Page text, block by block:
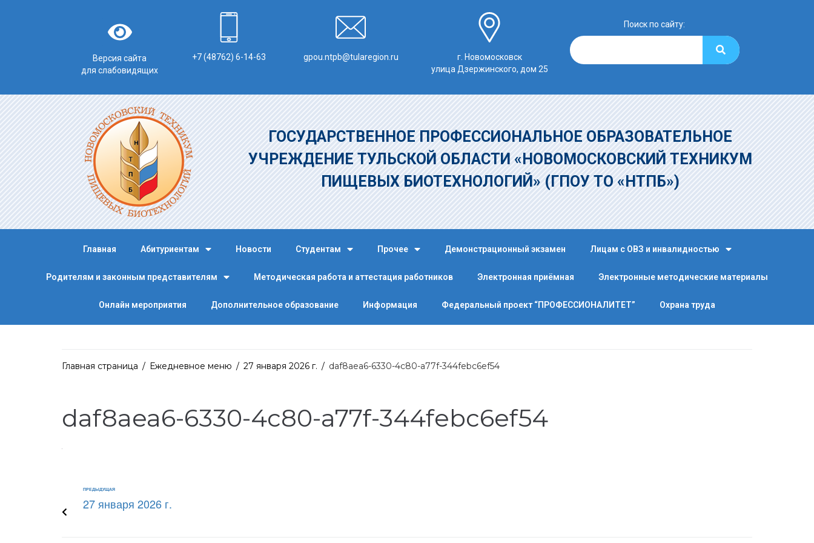
Версия сайта
для слабовидящих
+7 (48762) 6-14-63 gpou.ntpb@tularegion.ru
г. Новомосковск
улица Дзержинского, дом 25
Поиск по сайту:
ГОСУДАРСТВЕННОЕ ПРОФЕССИОНАЛЬНОЕ ОБРАЗОВАТЕЛЬНОЕ
УЧРЕЖДЕНИЕ ТУЛЬСКОЙ ОБЛАСТИ «НОВОМОСКОВСКИЙ ТЕХНИКУМ
ПИЩЕВЫХ БИОТЕХНОЛОГИЙ» (ГПОУ ТО «НТПБ»)
Главная Абитуриентам Новости Студентам Прочее Демонстрационный экзамен Лицам с ОВЗ и инвалидностью
Родителям и законным представителям Методическая работа и аттестация работников Электронная приёмная Электронные методические материалы
Онлайн мероприятия Дополнительное образование Информация Федеральный проект “ПРОФЕССИОНАЛИТЕТ” Охрана труда
Главная страница / Ежедневное меню / 27 января 2026 г. / daf8aea6-6330-4c80-a77f-344febc6ef54
daf8aea6-6330-4c80-a77f-344febc6ef54
ПРЕДЫДУЩАЯ
27 января 2026 г.